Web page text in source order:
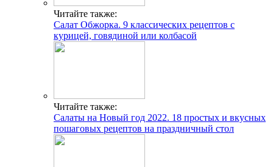
Читайте также:
Салат Обжорка. 9 классических рецептов с
курицей, говядиной или колбасой
Читайте также:
Салаты на Новый год 2022. 18 простых и вкусных
пошаговых рецептов на праздничный стол